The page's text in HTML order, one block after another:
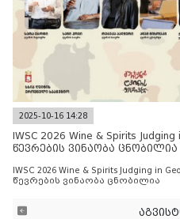
2025-10-16 14:28
IWSC 2026 Wine & Spirits
წევრების ვინაობა ცნობილია
IWSC 2026 Wine & Spirits Judging in
წევრების ვინაობა ცნობილია